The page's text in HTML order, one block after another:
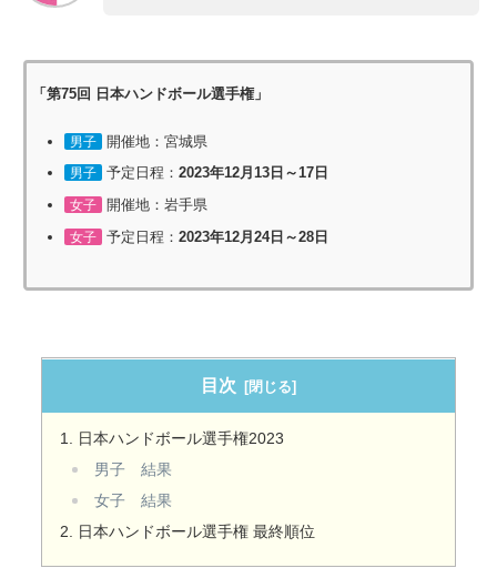
「第75回 日本ハンドボール選手権」
男子 開催地：宮城県
男子 予定日程： 2023年12月13日～17日
女子 開催地：岩手県
女子 予定日程： 2023年12月24日～28日
目次
日本ハンドボール選手権2023
男子 結果
女子 結果
日本ハンドボール選手権 最終順位